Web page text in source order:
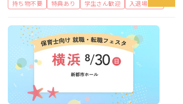
持ち物不要 特典あり 学生さん歓迎 入退場自由